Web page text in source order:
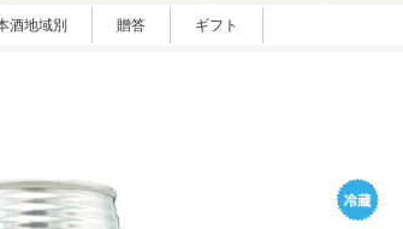
酒地域別 贈答 ギフト